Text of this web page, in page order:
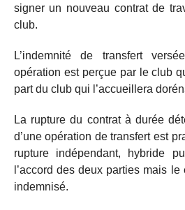
signer un nouveau contrat de
club.
L’indemnité de transfert
opération est perçue par le club
part du club qui l’accueillera
La rupture du contrat à durée
d’une opération de transfert est
rupture indépendant, hybride
l’accord des deux parties mais
indemnisé.